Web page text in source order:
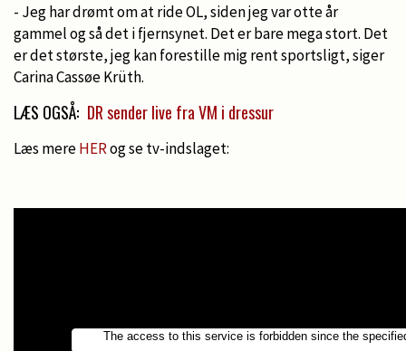
- Jeg har drømt om at ride OL, siden jeg var otte år
gammel og så det i fjernsynet. Det er bare mega stort. Det
er det største, jeg kan forestille mig rent sportsligt, siger
Carina Cassøe Krüth.
LÆS OGSÅ: DR sender live fra VM i dressur
Læs mereHERog se tv-indslaget: